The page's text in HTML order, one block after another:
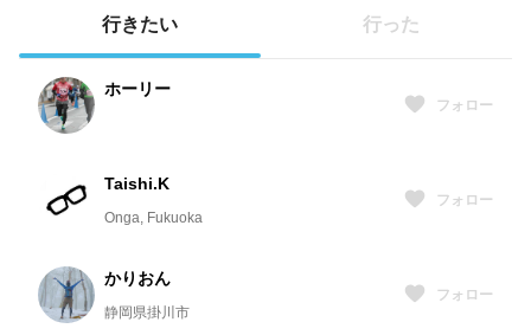
行きたい 行った
ホーリー
フォロー
Taishi.K
Onga, Fukuoka
フォロー
かりおん
静岡県掛川市
フォロー